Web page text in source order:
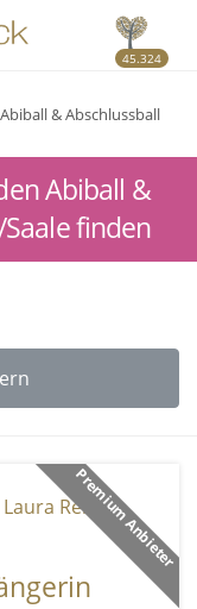
45.324
& Abschlussball
Abiball &
finden
Premium Anbieter